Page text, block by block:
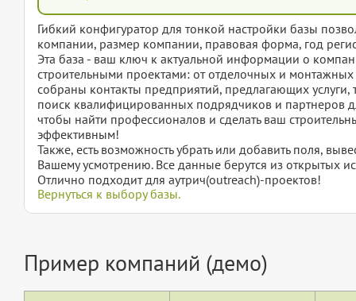
Гибкий конфигуратор для тонкой настройки базы
компании, размер компании, правовая форма, год
Эта база - ваш ключ к актуальной информации о
строительными проектами: от отделочных и
собраны контакты предприятий, предлагающих
поиск квалифицированных подрядчиков и партнеров
чтобы найти профессионалов и сделать ваш
эффективным!
Также, есть возможность убрать или добавить поля,
Вашему усмотрению. Все данные берутся из открытых
Отлично подходит для аутрич(outreach)-проектов!
Вернуться к выбору базы.
Пример компаний (демо)